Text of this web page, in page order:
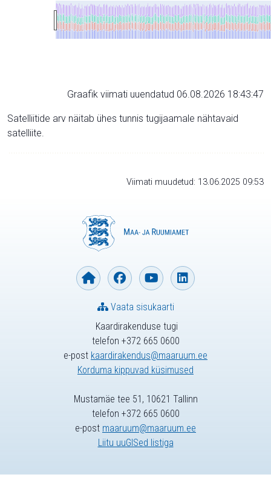
Graafik viimati uuendatud 06.08.2026 18:43:47
Satelliitide arv näitab ühes tunnis tugijaamale nähtavaid
satelliite.
Viimati muudetud: 13.06.2025 09:53
Kaardirakenduse tugi
telefon +372 665 0600
e-post kaardirakendus@maaruum.ee
Korduma kippuvad küsimused
Vaata sisukaarti
Mustamäe tee 51, 10621 Tallinn
telefon +372 665 0600
e-post maaruum@maaruum.ee
Liitu uuGISed listiga